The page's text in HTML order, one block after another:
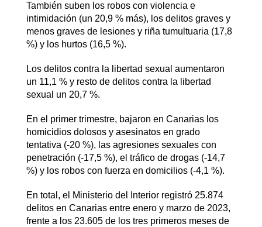
También suben los robos con violencia e
intimidación (un 20,9 % más), los delitos graves y
menos graves de lesiones y riña tumultuaria (17,8
%) y los hurtos (16,5 %).
Los delitos contra la libertad sexual aumentaron
un 11,1 % y resto de delitos contra la libertad
sexual un 20,7 %.
En el primer trimestre, bajaron en Canarias los
homicidios dolosos y asesinatos en grado
tentativa (-20 %), las agresiones sexuales con
penetración (-17,5 %), el tráfico de drogas (-14,7
%) y los robos con fuerza en domicilios (-4,1 %).
En total, el Ministerio del Interior registró 25.874
delitos en Canarias entre enero y marzo de 2023,
frente a los 23.605 de los tres primeros meses de